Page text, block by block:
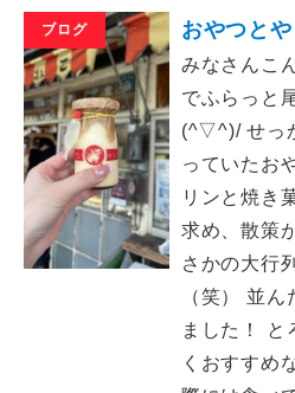
ブログ おやつと
みなさんこ
でふらっと
(^▽^)/ せっ
っていたお
リンと焼き
求め、散策
さかの大行
（笑） 並
ました！ と
くおすすめ